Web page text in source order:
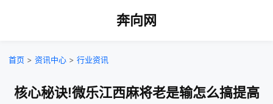
奔向网
首页 > 资讯中心 > 行业资讯
核心秘诀!微乐江西麻将老是输怎么搞提高